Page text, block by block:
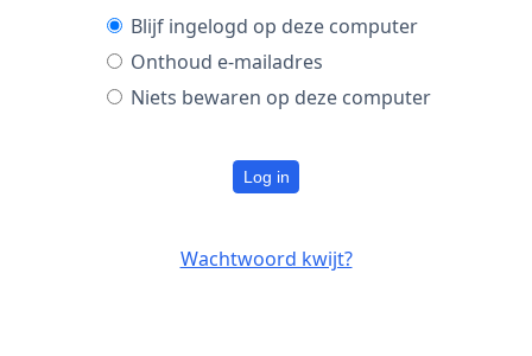
Blijf ingelogd op deze computer
Onthoud e-mailadres
Niets bewaren op deze computer
Log in
Wachtwoord kwijt?